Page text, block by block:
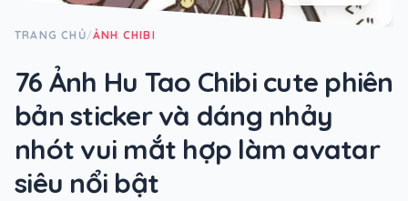
TRANG CHỦ/ẢNH CHIBI
76 Ảnh Hu Tao Chibi cute phiên
bản sticker và dáng nhảy
nhót vui mắt hợp làm avatar
siêu nổi bật